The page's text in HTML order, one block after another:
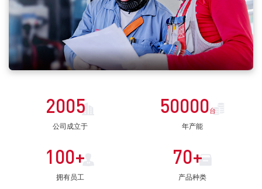
2005
公司成立于
50000台
年产能
100+
拥有员工
70+
产品种类